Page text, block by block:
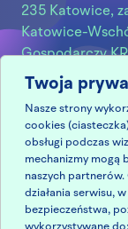
235 Katowice,
Katowice-
Gospodarczy
9542685559,
o kapitale
w całości).
32
Twoja
Nasze strony
cookies
obsługi podczas
mechanizmy mogą
naszych
działania serwisu,
bezpieczeństwa,